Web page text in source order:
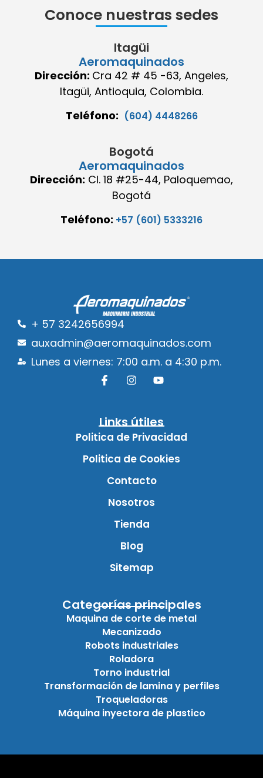
Conoce nuestras sedes
Itagüi
Aeromaquinados
Dirección: Cra 42 # 45 -63, Angeles,
Itagüi, Antioquia, Colombia.
Teléfono: (604) 4448266
Bogotá
Aeromaquinados
Dirección: Cl. 18 #25-44, Paloquemao,
Bogotá
Teléfono: +57 (601) 5333216
+ 57 3242656994
auxadmin@aeromaquinados.com
Lunes a viernes: 7:00 a.m. a 4:30 p.m.
Links útiles
Politica de Privacidad
Politica de Cookies
Contacto
Nosotros
Tienda
Blog
Sitemap
Categorías principales
Maquina de corte de metal
Mecanizado
Robots industriales
Roladora
Torno industrial
Transformación de lamina y perfiles
Troqueladoras
Máquina inyectora de plastico